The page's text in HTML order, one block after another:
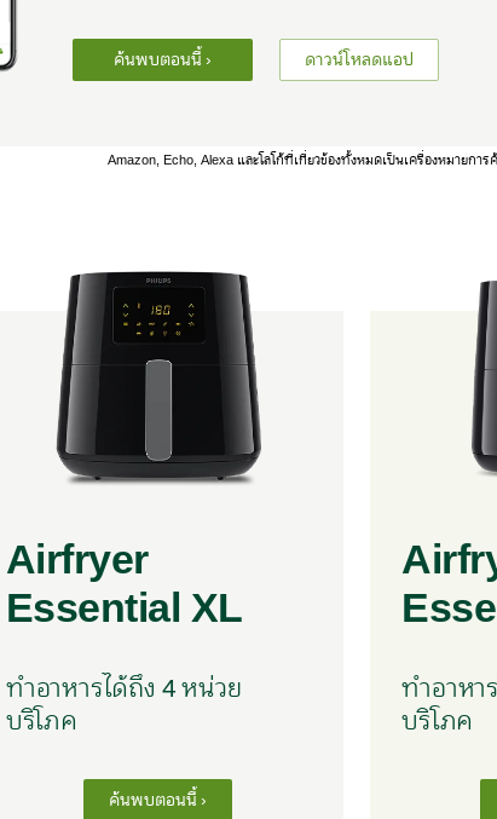
ค้นพบตอนนี้ › ดาวน์โหลดแอป
Amazon, Echo, Alexa และโลโก้ที่เกี่ยวข้องทั้งหมดเป็นเครื่องหมายกา
Airfryer
Essential XL
ทำอาหารได้ถึง 4 หน่วย
บริโภค
ค้นพบตอนนี้ ›
ทำอาหา
บริโภค